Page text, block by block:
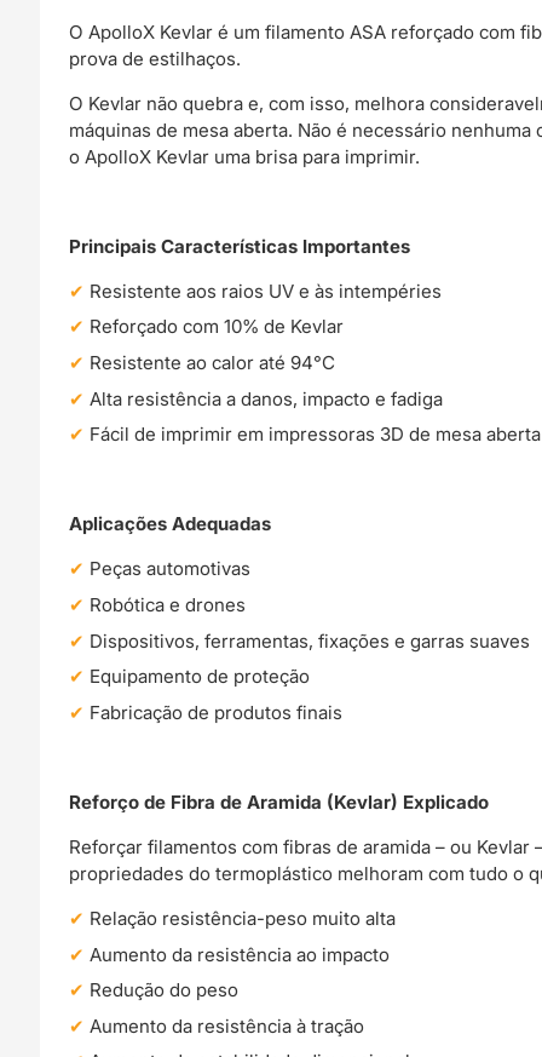
O ApolloX Kevlar é um filamento ASA reforçado com
prova de estilhaços.
O Kevlar não quebra e, com isso, melhora
máquinas de mesa aberta. Não é necessário
o ApolloX Kevlar uma brisa para imprimir.
Principais Características Importantes
Resistente aos raios UV e às intempéries
Reforçado com 10% de Kevlar
Resistente ao calor até 94°C
Alta resistência a danos, impacto e fadiga
Fácil de imprimir em impressoras 3D de mesa aberta
Aplicações Adequadas
Peças automotivas
Robótica e drones
Dispositivos, ferramentas, fixações e garras suaves
Equipamento de proteção
Fabricação de produtos finais
Reforço de Fibra de Aramida (Kevlar) Explicado
Reforçar filamentos com fibras de aramida – ou
propriedades do termoplástico melhoram com tudo o
Relação resistência-peso muito alta
Aumento da resistência ao impacto
Redução do peso
Aumento da resistência à tração